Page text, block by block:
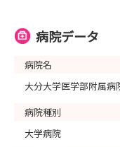
病院データ
病院名
大分大学医学部附属病
病院種別
大学病院